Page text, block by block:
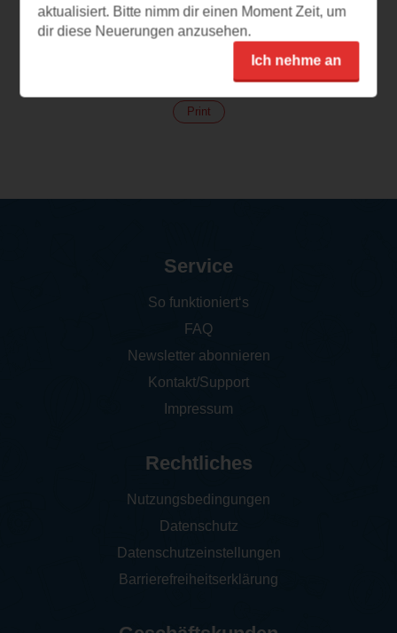
Ein Sommer aus
(120)
Print
aktualisiert. Bitte nimm dir einen Moment Zeit, um
dir diese Neuerungen anzusehen.
Ich nehme an
Service
So funktioniert‘s
FAQ
Newsletter abonnieren
Kontakt/Support
Impressum
Rechtliches
Nutzungsbedingungen
Datenschutz
Datenschutzeinstellungen
Barrierefreiheitserklärung